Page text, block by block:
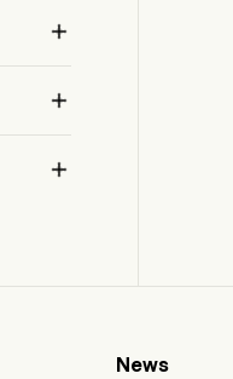



News